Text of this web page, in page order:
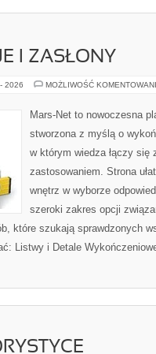
I ZASŁONY
2026 MOŻLIWOŚĆ
Mars-Net to nowoczesna
stworzona z myślą o
w którym wiedza łączy się
zastosowaniem. Strona
wnętrz w wyborze
szeroki zakres opcji
które szukają sprawdzonych
Listwy i Detale